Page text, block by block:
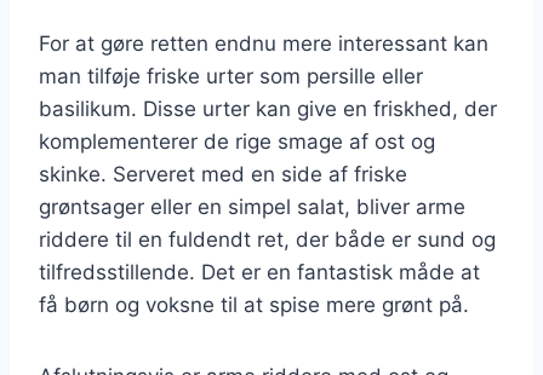
For at gøre retten endnu mere interessant kan
man tilføje friske urter som persille eller
basilikum. Disse urter kan give en friskhed, der
komplementerer de rige smage af ost og
skinke. Serveret med en side af friske
grøntsager eller en simpel salat, bliver arme
riddere til en fuldendt ret, der både er sund og
tilfredsstillende. Det er en fantastisk måde at
få børn og voksne til at spise mere grønt på.